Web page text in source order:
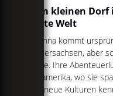
Vom kleinen
weite Welt
Johanna kommt
Niedersachsen, aber
Ferne. Ihre
Südamerika, wo sie
und neue Kulturen